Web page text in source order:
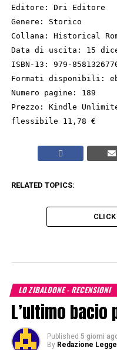
Editore: Dri Editore
Genere: Storico
Collana: Historical
Data di uscita: 15
ISBN-13: 979-
Formati disponibili:
Numero pagine: 189
Prezzo: Kindle
flessibile 11,78 €
RELATED TOPICS:
LO ZIBALDONE - RECENSIONI
L’ultimo
Published 5 giorni
By Redazione